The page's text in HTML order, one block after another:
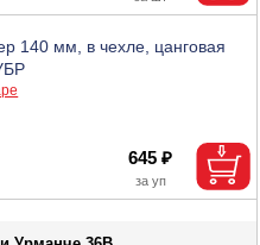
140 мм, в чехле, цанговая
645 ₽